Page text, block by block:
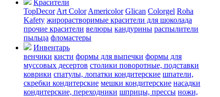
Красители
TopDecor Art Color Americolor Glican Colorgel Roha
Kafety жирорастворимые красители для шоколада
прочие красители велюры кандурины распылители
пыльца фломастеры
Инвентарь
венчики кисти формы для выпечки формы для
муссовых десертов столики поворотные, подставки
коврики cпатулы, лопатки кондитерские шпатели,
скребки кондитерские мешки кондитерские насадки
кондитерские, переходники шприцы, прессы ножи,